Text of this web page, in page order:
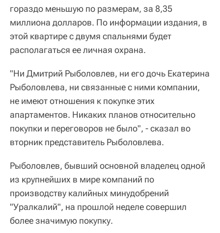
гораздо меньшую по размерам, за 8,35
миллиона долларов. По информации издания, в
этой квартире с двумя спальнями будет
располагаться ее личная охрана.
"Ни Дмитрий Рыболовлев, ни его дочь Екатерина
Рыболовлева, ни связанные с ними компании,
не имеют отношения к покупке этих
апартаментов. Никаких планов относительно
покупки и переговоров не было", - сказал во
вторник представитель Рыболовлева.
Рыболовлев, бывший основной владелец одной
из крупнейших в мире компаний по
производству калийных минудобрений
"Уралкалий", на прошлой неделе совершил
более значимую покупку.